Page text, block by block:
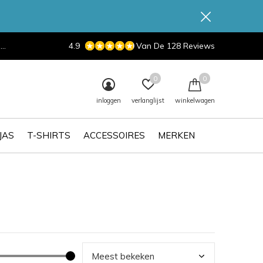
T-SHIRTS ACCESSOIRES MERKEN
inloggen verlanglijst
0
winkelwagen
0
4.9 Van De 128 Reviews